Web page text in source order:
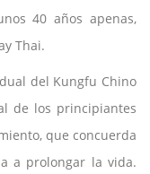
40 años apenas,
Thai.
del Kungfu Chino
de los principiantes
que concuerda
a prolongar la vida.